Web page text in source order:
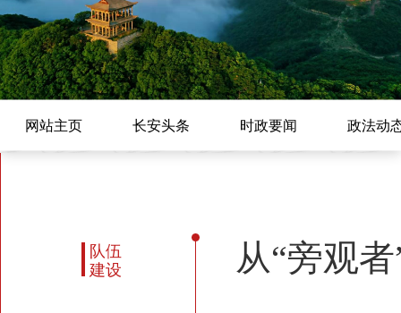
网站主页 长安头条 时政要闻 政法动
队伍
建设
从“旁观